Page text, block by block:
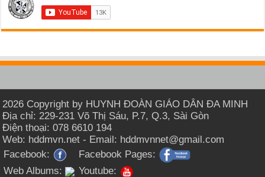
2026 Copyright by HUYNH ĐOÀN GIÁO DÂN ĐA MINH
Địa chỉ: 229-231 Võ Thị Sáu, P.7, Q.3, Sài Gòn
Điện thoại: 078 6610 194
Web: hddmvn.net - Email: hddmvnnet@gmail.com
Facebook:
Facebook Pages:
Web Albums:
Youtube: